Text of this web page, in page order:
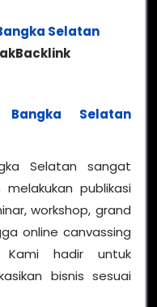
Selatan
Selatan
Selatan sangat
publikasi
workshop, grand
online canvassing
hadir untuk
bisnis sesuai